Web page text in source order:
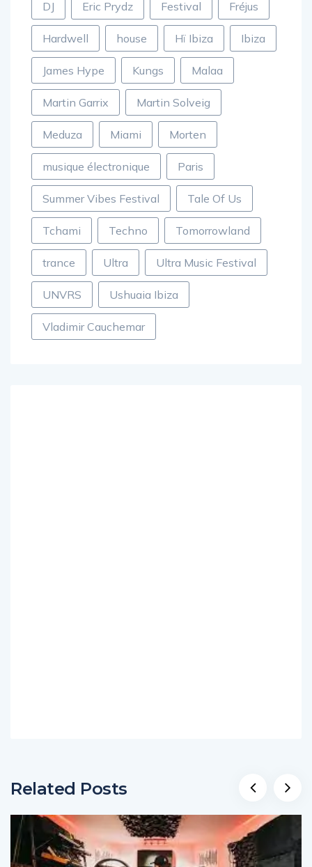
DJ Eric Prydz Festival Fréjus
Hardwell house Hï Ibiza Ibiza
James Hype Kungs Malaa
Martin Garrix Martin Solveig
Meduza Miami Morten
musique électronique Paris
Summer Vibes Festival Tale Of Us
Tchami Techno Tomorrowland
trance Ultra Ultra Music Festival
UNVRS Ushuaia Ibiza
Vladimir Cauchemar